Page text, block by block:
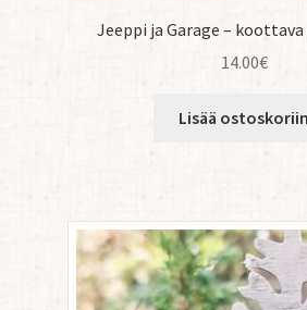
Jeeppi ja Garage –
14.00€
Lisää ostoskoriin